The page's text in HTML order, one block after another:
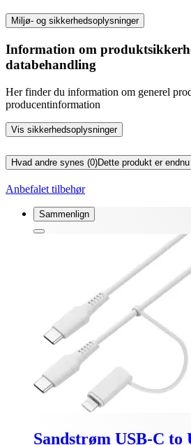
Miljø- og sikkerhedsoplysninger
Information om
databehandling
Her finder du information om generel
producentinformation
Vis sikkerhedsoplysninger
Hvad andre synes (0)Dette produkt er
Anbefalet tilbehør
Sammenlign
Sandstrøm USB-C to